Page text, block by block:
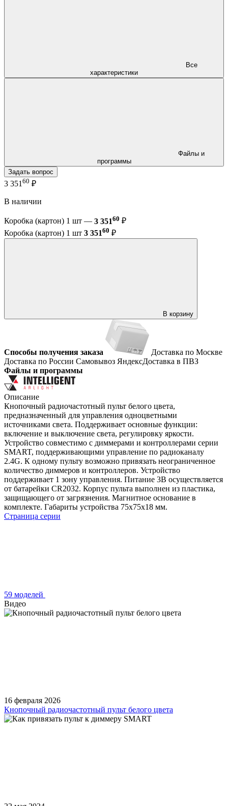
характеристики
программы
Задать вопрос
3 351 60 ₽
В наличии
Коробка (картон) 1 шт — 3 35160 ₽
Коробка (картон) 1 шт 3 35160 ₽
В корзину
Способы получения заказа
Доставка по Москве
Доставка по России Самовывоз ЯндексДоставка в ПВЗ
Файлы и программы
Описание
Кнопочный радиочастотный пульт белого цвета,
предназначенный для управления одноцветными
источниками света. Поддерживает основные функции:
включение и выключение света, регулировку яркости.
Устройство совместимо с диммерами и контроллерами серии
SMART, поддерживающими управление по радиоканалу
2.4G. К одному пульту возможно привязать неограниченное
количество диммеров и контроллеров. Устройство
поддерживает 1 зону управления. Питание 3В осуществляется
от батарейки CR2032. Корпус пульта выполнен из пластика,
защищающего от загрязнения. Магнитное основание в
комплекте. Габариты устройства 75x75x18 мм.
Страница серии
59 моделей
Видео
16 февраля 2026
Кнопочный радиочастотный пульт белого цвета